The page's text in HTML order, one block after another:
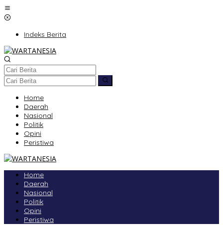
Lewati
ke
Indeks Berita
Home
Daerah
Nasional
Politik
Opini
Peristiwa
Home
Daerah
Nasional
Politik
Opini
Peristiwa